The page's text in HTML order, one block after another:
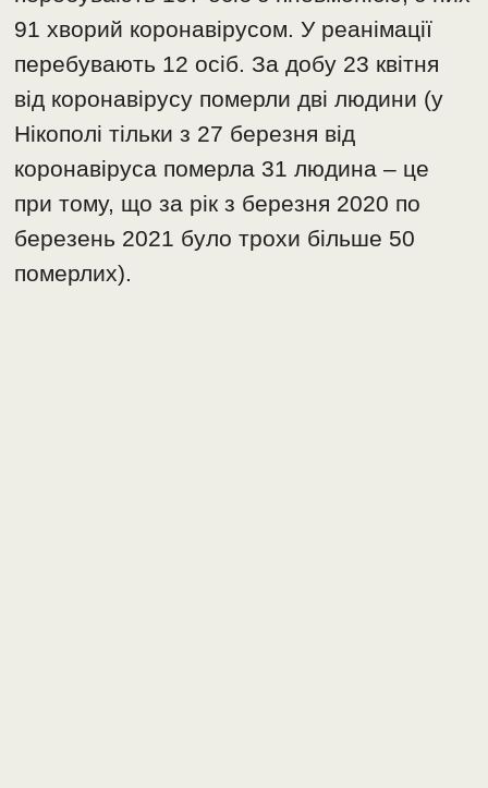
91 хворий коронавірусом. У реанімації
перебувають 12 осіб. За добу 23 квітня
від коронавірусу померли дві людини (у
Нікополі тільки з 27 березня від
коронавіруса померла 31 людина – це
при тому, що за рік з березня 2020 по
березень 2021 було трохи більше 50
померлих).